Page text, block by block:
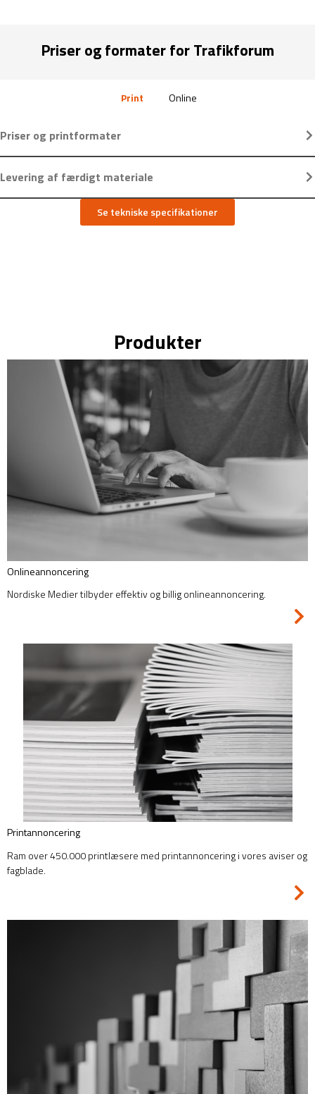
Priser og formater for Trafikforum
Print Online
Priser og printformater
Levering af færdigt materiale
Se tekniske specifikationer
Produkter
Onlineannoncering
Nordiske Medier tilbyder effektiv og billig onlineannoncering.
Printannoncering
Ram over 450.000 printlæsere med printannoncering i vores aviser og
fagblade.